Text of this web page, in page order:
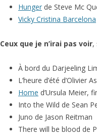
Hunger de Steve Mc
Vicky Cristina Barcelona
Ceux que je n’irai pas voir,
À bord du Darjeeling
L’heure d’été d’Olivier
Home d’Ursula Meier,
Into the Wild de Sean
Juno de Jason Reitman
There will be blood de